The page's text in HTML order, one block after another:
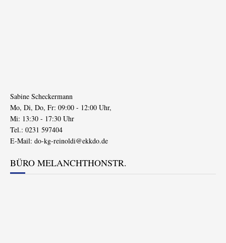
Sabine Scheckermann
Mo, Di, Do, Fr: 09:00 - 12:00 Uhr,
Mi: 13:30 - 17:30 Uhr
Tel.: 0231 597404
E-Mail: do-kg-reinoldi@ekkdo.de
BÜRO MELANCHTHONSTR.